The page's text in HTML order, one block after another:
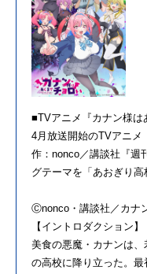
■TVアニメ『カナン様は
4月放送開始のTVアニメ
作：nonco／講談社『週
グテーマを「あおぎり高
Ⓒnonco・講談社／カナ
【イントロダクション】
美食の悪魔・カナンは
の高校に降り立った。